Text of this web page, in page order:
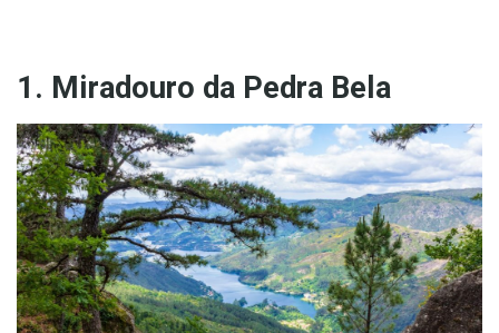
1. Miradouro da Pedra Bela